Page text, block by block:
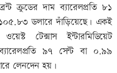
ক্রুডের দাম ব্যারেলপ্রতি ৮১
ডলারে দাঁড়িয়েছে। একই
টেক্সাস ইন্টারমিডিয়েট
৯৭ সেন্ট বা ০.৯৯
লেনদেন হয়।